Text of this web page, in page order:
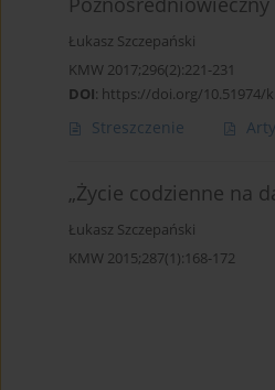
Łukasz Szczepański
KMW 2017;296(2):221-231
DOI: https://doi.org/10.51974/
Streszczenie
„Życie codzienne na
Łukasz Szczepański
KMW 2015;287(1):168-172